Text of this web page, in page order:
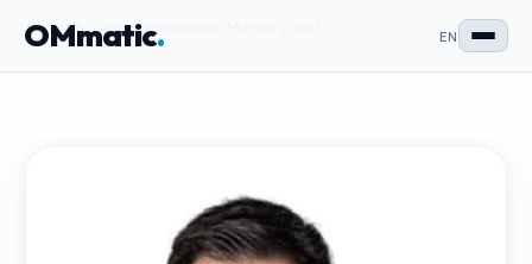
OMmatic. EN
OMmatic Ansprechpartner